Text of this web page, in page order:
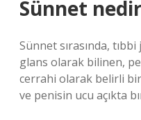
Sünnet
Sünnet sırasında,
glans olarak bilinen,
cerrahi olarak belirli bir
ve penisin ucu açıkta